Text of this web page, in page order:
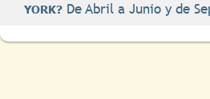
YORK? De Abril a Junio y de